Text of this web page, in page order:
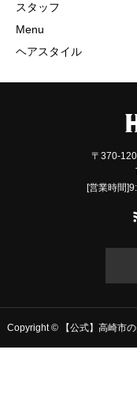
スタッフ
Menu
ヘアスタイル
〒370-
[営業時間
Copyright © 【公式】高崎市